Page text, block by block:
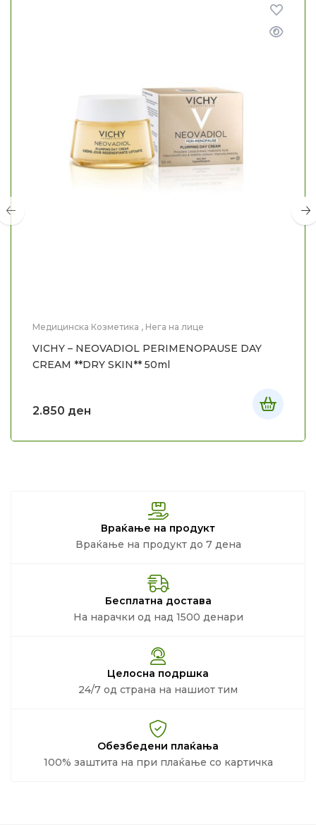
Медицинска Козметика , Нега на лице
VICHY – NEOVADIOL PERIMENOPAUSE DAY
CREAM **DRY SKIN** 50ml
2.850 ден
Враќање на продукт
Враќање на продукт до 7 дена
Бесплатна достава
На нарачки од над 1500 денари
Целосна подршка
24/7 од страна на нашиот тим
Обезбедени плаќања
100% заштита на при плаќање со картичка